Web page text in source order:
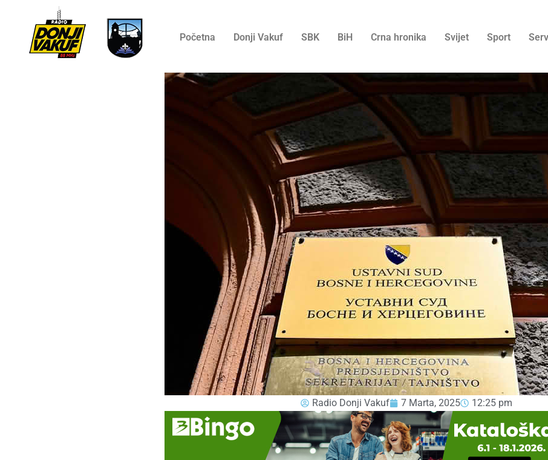
Početna Donji Vakuf SBK BiH Crna hronika Svijet Sport
Radio Donji Vakuf 7 Marta, 2025 12:25 pm